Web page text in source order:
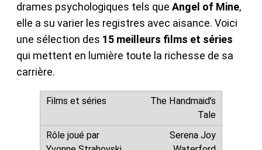
drames psychologiques tels que Angel of Mine,
elle a su varier les registres avec aisance. Voici
une sélection des 15 meilleurs films et séries
qui mettent en lumière toute la richesse de sa
carrière.
The Handmaid’s
Tale
Serena Joy